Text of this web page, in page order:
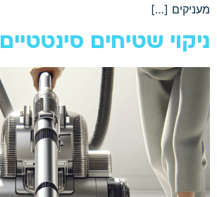
מעניקים […]
ניקוי שטיחים סינטטיים